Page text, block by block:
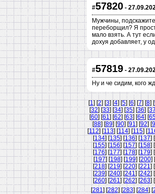
#57820-
Мужчины,
переборщил? Я
мало взять. А тут
дохуя добавляет, у
#57819-
Ну и че сидим, кого
[1] [2] [3] [4] [5] [6] [7] [8] [
[32] [33] [34] [35] [36] [37
[60] [61] [62] [63] [64] [
[88] [89] [90] [91] [92] [
[112] [113] [114] [115] [
[134] [135] [136] [137] [
[155] [156] [157] [158] [
[176] [177] [178] [179] [
[197] [198] [199] [200] [
[218] [219] [220] [221] [
[239] [240] [241] [242] [
[260] [261] [262] [263] [
[281] [282] [283] [284] [